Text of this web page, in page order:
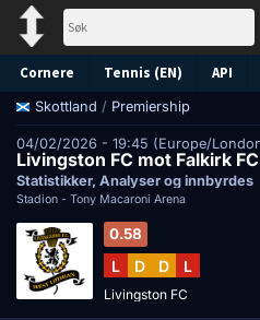
Cornere Tennis (EN) API
Skottland / Premiership
04/02/2026 - 19:45 (Europe/
Livingston FC mot Falkirk FC
Statistikker, Analyser og innbyrdes
Stadion - Tony Macaroni Arena
0.58
L D D L
Livingston FC